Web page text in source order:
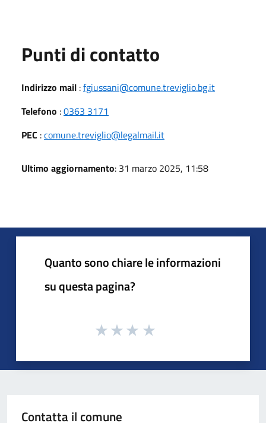
Punti di contatto
Indirizzo mail :fgiussani@comune.treviglio.bg.it
Telefono :0363 3171
PEC :comune.treviglio@legalmail.it
Ultimo aggiornamento: 31 marzo 2025, 11:58
Quanto sono chiare le informazioni
su questa pagina?
Contatta il comune